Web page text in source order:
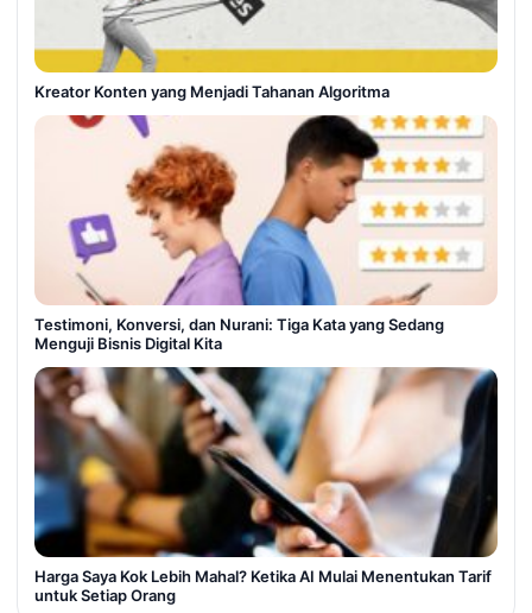
Kreator Konten yang Menjadi Tahanan Algoritma
Testimoni, Konversi, dan Nurani: Tiga Kata yang Sedang
Menguji Bisnis Digital Kita
Harga Saya Kok Lebih Mahal? Ketika AI Mulai Menentukan Tarif
untuk Setiap Orang